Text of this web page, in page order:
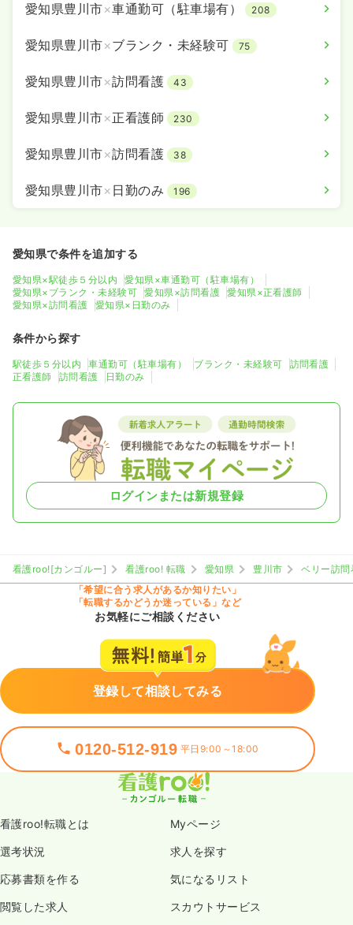
愛知県豊川市×車通勤可（駐車場有） 208
愛知県豊川市×ブランク・未経験可 75
愛知県豊川市×訪問看護 43
愛知県豊川市×正看護師 230
愛知県豊川市×訪問看護 38
愛知県豊川市× 日勤のみ 196
愛知県で条件を追加する
愛知県×駅徒歩５分以内
愛知県×車通勤可（駐車場有）
愛知県×ブランク・未経験可
愛知県×訪問看護
愛知県×正看護師
愛知県×訪問看護
愛知県×日勤のみ
条件から探す
駅徒歩５分以内 車通勤可（駐車場有） ブランク・未経験可
訪問看護
正看護師
訪問看護 日勤のみ
ログインまたは新規登録
看護roo![カンゴルー] 看護roo! 転職 愛知県 豊川市
ベリー訪
「希望に合う求人があるか知りたい」
「転職するかどうか迷っている」など
お気軽にご相談ください
登録して相談してみる
0120-512-919 平日9:00～18:00
看護roo!転職とは Myページ
選考状況 求人を探す
応募書類を作る 気になるリスト
閲覧した求人 スカウトサービス